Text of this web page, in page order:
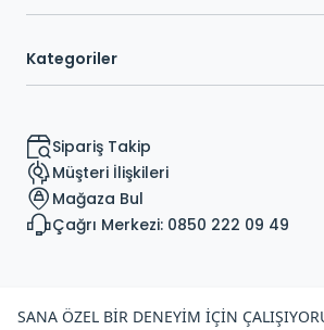
Kategoriler
Sipariş Takip
Müşteri İlişkileri
Mağaza Bul
Çağrı Merkezi: 0850 222 09 49